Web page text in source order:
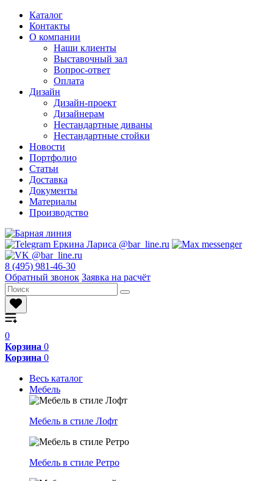
Каталог
Контакты
О компании
Наши клиенты
Выставочный зал
Вопрос-ответ
Оплата
Дизайн
Дизайн-проект
Дизайнерам
Нестандартные диваны
Нестандартные стойки
Новости
Портфолио
Статьи
Доставка
Документы
Материалы
Производство
8 (495) 981-46-30
Обратный звонок Заявка на расчёт
0
Корзина 0
Корзина 0
Весь каталог
Мебель
Мебель в стиле Лофт
Мебель в стиле Ретро